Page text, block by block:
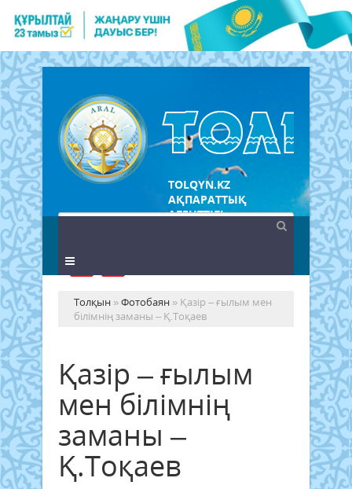
TOLQYN.KZ
АҚПАРАТТЫҚ
АГЕНТТІГІ
Толқын »Фотобаян » Қазір – ғылым мен
білімнің заманы – Қ.Тоқаев
Қазір – ғылым
мен білімнің
заманы –
Қ.Тоқаев